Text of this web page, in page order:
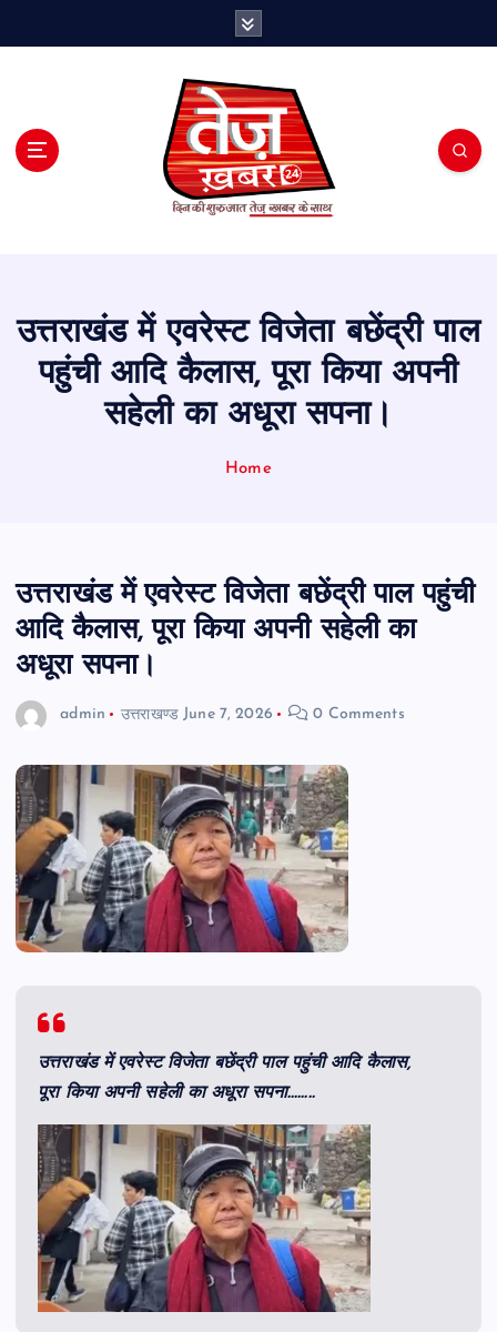
उत्तराखंड में एवरेस्ट विजेता बछेंद्री पाल
पहुंची आदि कैलास, पूरा किया अपनी
सहेली का अधूरा सपना।
Home
उत्तराखंड में एवरेस्ट विजेता बछेंद्री पाल पहुंची
आदि कैलास, पूरा किया अपनी सहेली का
अधूरा सपना।
admin उत्तराखण्ड June 7, 2026 0 Comments
उत्तराखंड में एवरेस्ट विजेता बछेंद्री पाल पहुंची आदि कैलास,
पूरा किया अपनी सहेली का अधूरा सपना……..